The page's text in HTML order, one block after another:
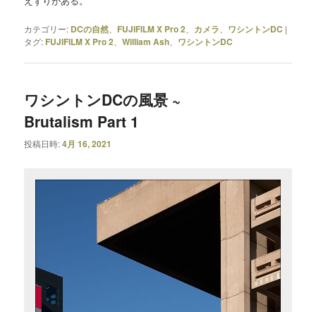
カテゴリー: DCの自然 FUJIFILM X Pro 2 カメラ ワシントンDC |
タグ: FUJIFILM X Pro 2 、William Ash ワシントンDC
ワシントンDCの風景 ~
Brutalism Part 1
投稿日時:4月 16, 2021